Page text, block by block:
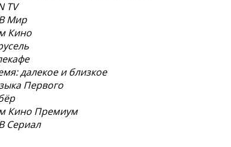
TV
Мир
Кино
далекое и близкое
Первого
Кино Премиум
Сериал